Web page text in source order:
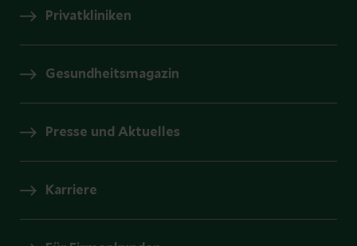
Privatkliniken
Gesundheitsmagazin
Presse und Aktuelles
Karriere